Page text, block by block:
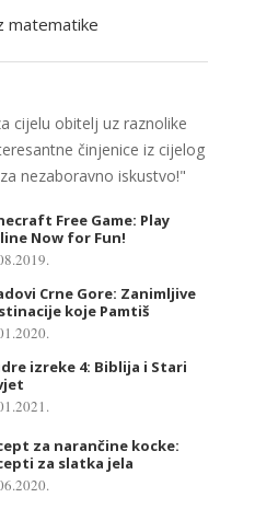
matematike
cijelu obitelj uz raznolike
činjenice iz cijelog
nezaboravno iskustvo!"
Free Game: Play
Now for Fun!
Crne Gore: Zanimljive
koje Pamtiš
izreke 4: Biblija i Stari
za narančine kocke:
za slatka jela